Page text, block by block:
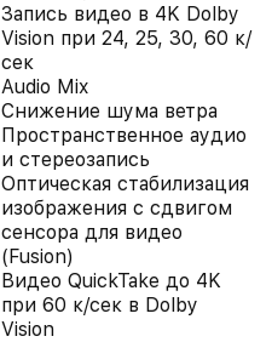
Запись видео в 4K Dolby
Vision при 24, 25, 30, 60 к/
сек
Audio Mix
Снижение шума ветра
Пространственное аудио
и стереозапись
Оптическая стабилизация
изображения с сдвигом
сенсора для видео
(Fusion)
Видео QuickTake до 4K
при 60 к/сек в Dolby
Vision